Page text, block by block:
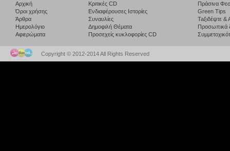
Αρχική
Όροι χρήσης
Άρθρα
Ημερολόγιο
Αφιερώματα
Κριτικές CD
Ενδιαφέρουσες Ιστορίες
Συναυλίες
Δημοφιλή Θέματα
Προσεχείς κυκλοφορίες CD
Πράσινα
Green Tips
Taξιδέψτε
Προσωπικά
Copyright © 2012-2014 All Rights Reserved